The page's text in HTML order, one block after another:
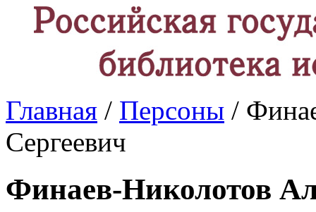
Главная / Персоны /
Сергеевич
Финаев-Николотов